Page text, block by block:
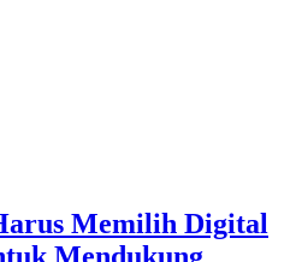
Memilih Digital